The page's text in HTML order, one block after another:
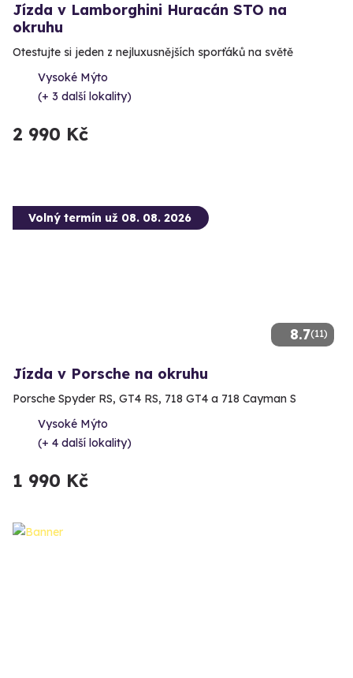
Jízda v Lamborghini Huracán STO na
okruhu
Otestujte si jeden z nejluxusnějších sporťáků na světě
Vysoké Mýto
(+ 3 další lokality)
2 990 Kč
8.7(11)
Volný termín už 08. 08. 2026
Jízda v Porsche na okruhu
Porsche Spyder RS, GT4 RS, 718 GT4 a 718 Cayman S
Vysoké Mýto
(+ 4 další lokality)
1 990 Kč